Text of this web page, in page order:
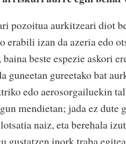
pozoitua aurkitzeari diot
erabili izan da azeria edo
baina beste espezie askori
guneetan gureetako bat
edo aerosorgailuekin
mendietan; jada ez dute
naiz, eta berehala